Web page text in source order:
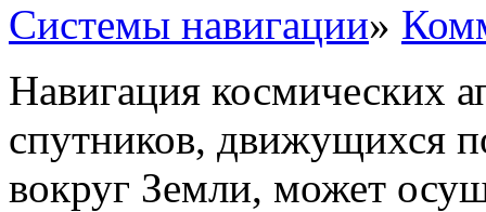
Системы навигации»
Навигация космических
спутников, движущихся
вокруг Земли, может